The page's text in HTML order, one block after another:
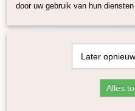
door uw gebruik van hun
Later
Alles